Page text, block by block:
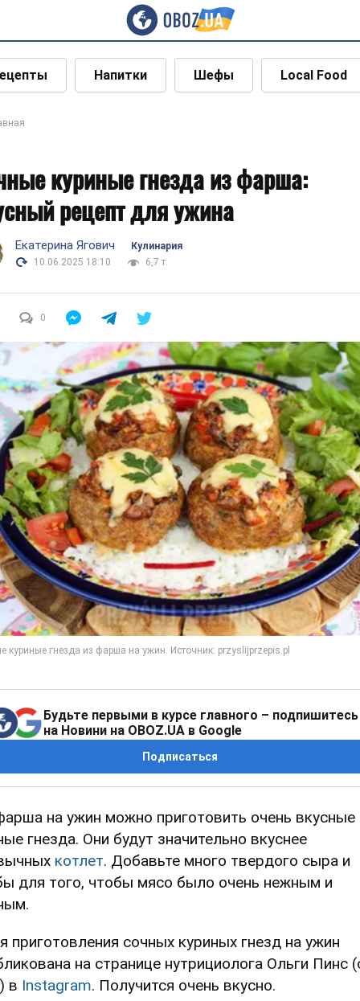
Напитки Шефы Local Food
куриные гнезда из фарша:
рецепт для ужина
Екатерина Ягович
Кулинария
10.06.2025 18:10
6,7 т.
0
Будьте первыми в курсе главного – подпишитесь
на Новини на OBOZ.UA в Google
Подписаться
на ужин можно приготовить очень вкусные
гнезда. Они будут значительно вкуснее
котлет. Добавьте много твердого сыра и
для того, чтобы мясо было очень нежным и
приготовления сочных куриных гнезд на ужин
на странице нутрициолога Ольги Пинс
в Instagram. Получится очень вкусно.